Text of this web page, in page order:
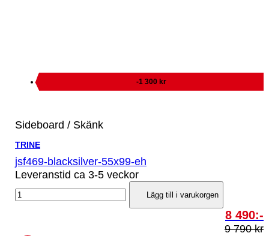
-1 300 kr
Sideboard / Skänk
TRINE
jsf469-blacksilver-55x99-eh
Leveranstid ca 3-5 veckor
Lägg till i varukorgen
8 490:-
9 790 kr